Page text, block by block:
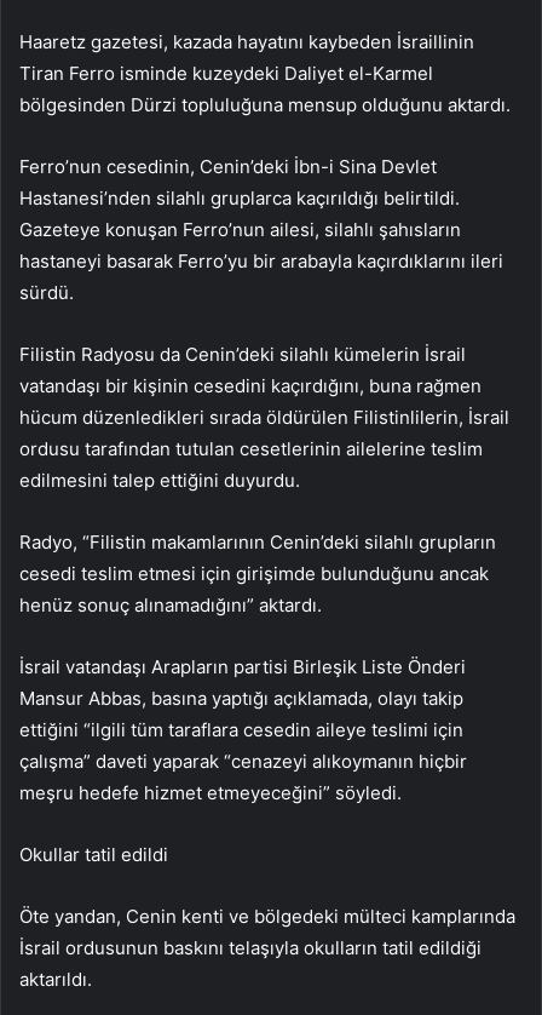
Haaretz gazetesi, kazada hayatını kaybeden İsraillinin
Tiran Ferro isminde kuzeydeki Daliyet el-Karmel
bölgesinden Dürzi topluluğuna mensup olduğunu aktardı.
Ferro’nun cesedinin, Cenin’deki İbn-i Sina Devlet
Hastanesi’nden silahlı gruplarca kaçırıldığı belirtildi.
Gazeteye konuşan Ferro’nun ailesi, silahlı şahısların
hastaneyi basarak Ferro’yu bir arabayla kaçırdıklarını ileri
sürdü.
Filistin Radyosu da Cenin’deki silahlı kümelerin İsrail
vatandaşı bir kişinin cesedini kaçırdığını, buna rağmen
hücum düzenledikleri sırada öldürülen Filistinlilerin, İsrail
ordusu tarafından tutulan cesetlerinin ailelerine teslim
edilmesini talep ettiğini duyurdu.
Radyo, “Filistin makamlarının Cenin’deki silahlı grupların
cesedi teslim etmesi için girişimde bulunduğunu ancak
henüz sonuç alınamadığını” aktardı.
İsrail vatandaşı Arapların partisi Birleşik Liste Önderi
Mansur Abbas, basına yaptığı açıklamada, olayı takip
ettiğini “ilgili tüm taraflara cesedin aileye teslimi için
çalışma” daveti yaparak “cenazeyi alıkoymanın hiçbir
meşru hedefe hizmet etmeyeceğini” söyledi.
Okullar tatil edildi
Öte yandan, Cenin kenti ve bölgedeki mülteci kamplarında
İsrail ordusunun baskını telaşıyla okulların tatil edildiği
aktarıldı.